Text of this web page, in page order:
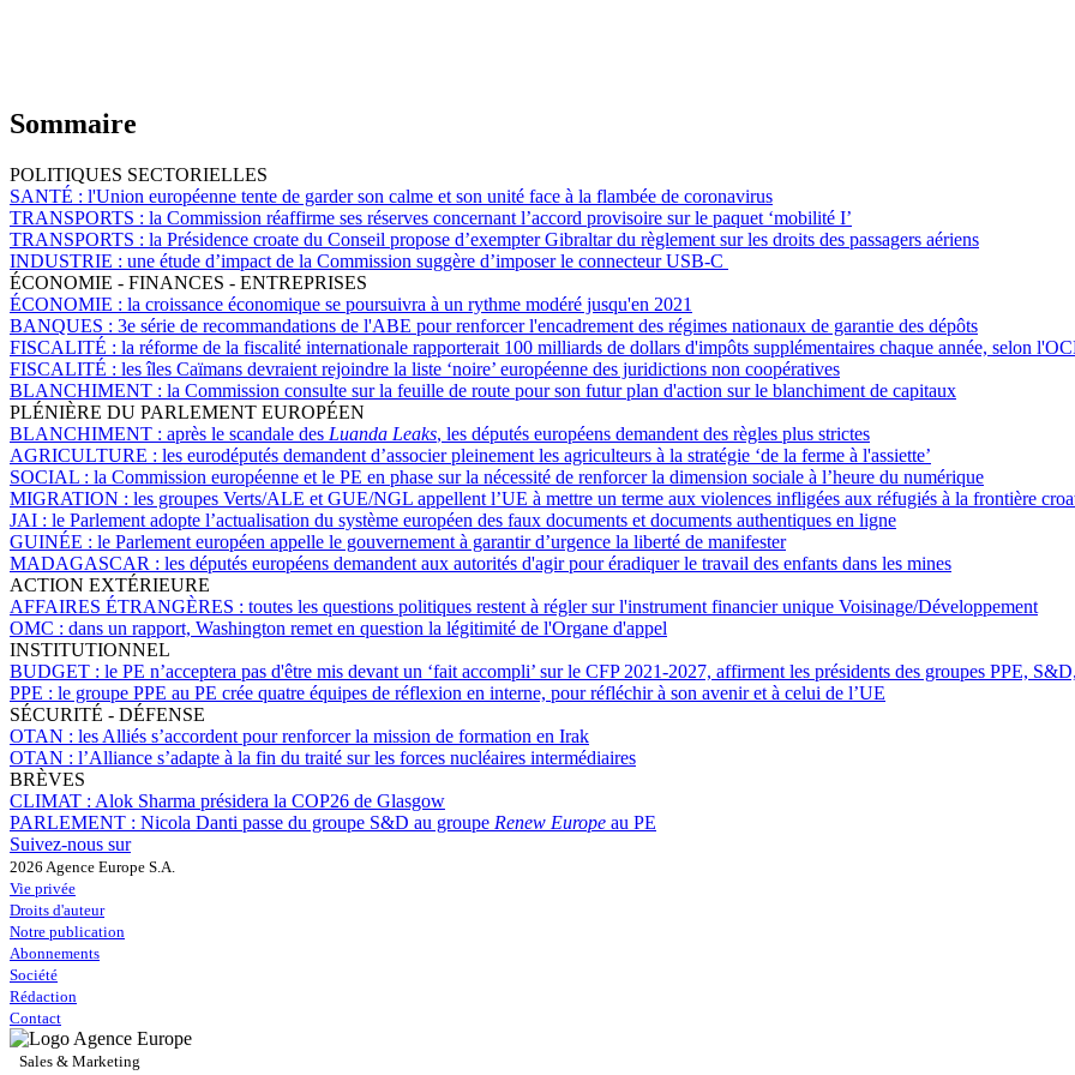
Sommaire
POLITIQUES SECTORIELLES
SANTÉ : l'Union européenne tente de garder son calme et son unité face à la flambée de coronavirus
TRANSPORTS : la Commission réaffirme ses réserves concernant l’accord provisoire sur le paquet ‘mobilité I’
TRANSPORTS : la Présidence croate du Conseil propose d’exempter Gibraltar du règlement sur les droits des passagers aériens
INDUSTRIE : une étude d’impact de la Commission suggère d’imposer le connecteur USB-C
ÉCONOMIE - FINANCES - ENTREPRISES
ÉCONOMIE : la croissance économique se poursuivra à un rythme modéré jusqu'en 2021
BANQUES : 3e série de recommandations de l'ABE pour renforcer l'encadrement des régimes nationaux de garantie des dépôts
FISCALITÉ : la réforme de la fiscalité internationale rapporterait 100 milliards de dollars d'impôts supplémentaires chaque année, selon
FISCALITÉ : les îles Caïmans devraient rejoindre la liste ‘noire’ européenne des juridictions non coopératives
BLANCHIMENT : la Commission consulte sur la feuille de route pour son futur plan d'action sur le blanchiment de capitaux
PLÉNIÈRE DU PARLEMENT EUROPÉEN
BLANCHIMENT : après le scandale des Luanda Leaks, les députés européens demandent des règles plus strictes
AGRICULTURE : les eurodéputés demandent d’associer pleinement les agriculteurs à la stratégie ‘de la ferme à l'assiette’
SOCIAL : la Commission européenne et le PE en phase sur la nécessité de renforcer la dimension sociale à l’heure du numérique
MIGRATION : les groupes Verts/ALE et GUE/NGL appellent l’UE à mettre un terme aux violences infligées aux réfugiés à la frontière
JAI : le Parlement adopte l’actualisation du système européen des faux documents et documents authentiques en ligne
GUINÉE : le Parlement européen appelle le gouvernement à garantir d’urgence la liberté de manifester
MADAGASCAR : les députés européens demandent aux autorités d'agir pour éradiquer le travail des enfants dans les mines
ACTION EXTÉRIEURE
AFFAIRES ÉTRANGÈRES : toutes les questions politiques restent à régler sur l'instrument financier unique Voisinage/Développement
OMC : dans un rapport, Washington remet en question la légitimité de l'Organe d'appel
INSTITUTIONNEL
BUDGET : le PE n’acceptera pas d'être mis devant un ‘fait accompli’ sur le CFP 2021-2027, affirment les présidents des groupes PPE,
PPE : le groupe PPE au PE crée quatre équipes de réflexion en interne, pour réfléchir à son avenir et à celui de l’UE
SÉCURITÉ - DÉFENSE
OTAN : les Alliés s’accordent pour renforcer la mission de formation en Irak
OTAN : l’Alliance s’adapte à la fin du traité sur les forces nucléaires intermédiaires
BRÈVES
CLIMAT : Alok Sharma présidera la COP26 de Glasgow
PARLEMENT : Nicola Danti passe du groupe S&D au groupe Renew Europe au PE
Suivez-nous sur
2026 Agence Europe S.A.
Vie privée
Droits d'auteur
Notre publication
Abonnements
Société
Rédaction
Contact
Sales & Marketing